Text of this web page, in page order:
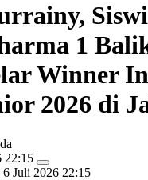
1
Winner
2026 di
22:15
6 Juli 2026 22:15